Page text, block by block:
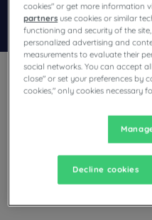
Planują Państwo pobyt w
hotelu? Campanile
cookies" or get more information
partners use cookies or similar
functioning and security of the
personalized advertising and
measurements to evaluate their
social networks. You can accept
close" or set your preferences by
cookies," only cookies necessary
Decline cookies